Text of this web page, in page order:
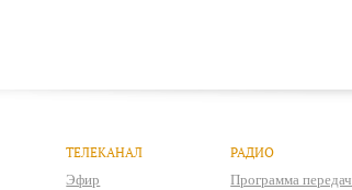
ТЕЛЕКАНАЛ
Эфир
РАДИО
Программа передач